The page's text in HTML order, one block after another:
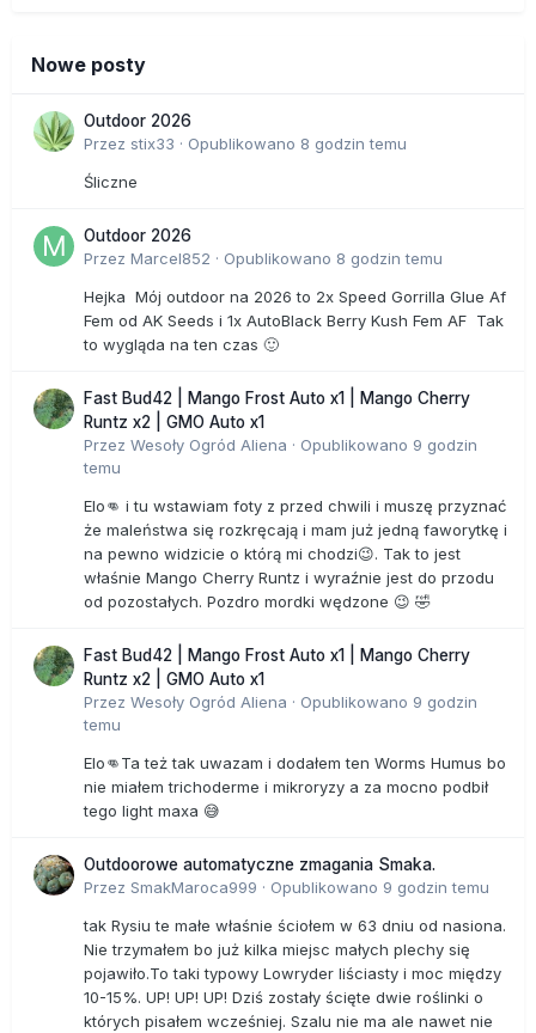
Nowe posty
Outdoor 2026
Przez stix33 · Opublikowano 8 godzin temu
Śliczne
Outdoor 2026
Przez Marcel852 · Opublikowano 8 godzin temu
Hejka Mój outdoor na 2026 to 2x Speed Gorrilla Glue Af
Fem od AK Seeds i 1x AutoBlack Berry Kush Fem AF Tak
to wygląda na ten czas 🙂
Fast Bud42 | Mango Frost Auto x1 | Mango Cherry
Runtz x2 | GMO Auto x1
Przez Wesoły Ogród Aliena · Opublikowano 9 godzin
temu
Elo👊 i tu wstawiam foty z przed chwili i muszę przyznać
że maleństwa się rozkręcają i mam już jedną faworytkę i
na pewno widzicie o którą mi chodzi😉. Tak to jest
właśnie Mango Cherry Runtz i wyraźnie jest do przodu
od pozostałych. Pozdro mordki wędzone 😉 🤣
Fast Bud42 | Mango Frost Auto x1 | Mango Cherry
Runtz x2 | GMO Auto x1
Przez Wesoły Ogród Aliena · Opublikowano 9 godzin
temu
Elo👊Ta też tak uwazam i dodałem ten Worms Humus bo
nie miałem trichoderme i mikroryzy a za mocno podbił
tego light maxa 😅
Outdoorowe automatyczne zmagania Smaka.
Przez SmakMaroca999 · Opublikowano 9 godzin temu
tak Rysiu te małe właśnie ściołem w 63 dniu od nasiona.
Nie trzymałem bo już kilka miejsc małych plechy się
pojawiło.To taki typowy Lowryder liściasty i moc między
10-15%. UP! UP! UP! Dziś zostały ścięte dwie roślinki o
których pisałem wcześniej. Szalu nie ma ale nawet nie